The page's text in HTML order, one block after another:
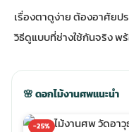
ดอกไม้งานศพ ส่งด่วน
ดอกไม้งานศพ ปากคลอง
พวงหรีดดอกไม้สด
สั่งพวงหรีด ออนไลน์
ม้หน้าเมรุ
ะดับเมรุ
มรุ ออนไลน์
เรื่องตาดูง่าย ต้องอาศัยป
วิธีดูแบบที่ช่างใช้กันจริง
🌸 ดอกไม้งานศพแนะนำ
-25%